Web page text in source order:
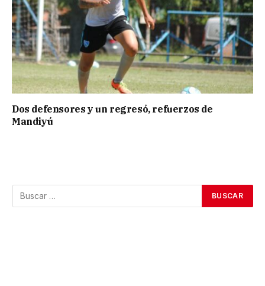
Dos defensores y un regresó, refuerzos de
Mandiyú